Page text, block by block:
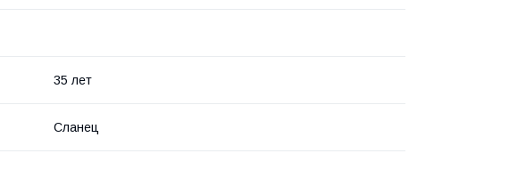
35 лет
Сланец